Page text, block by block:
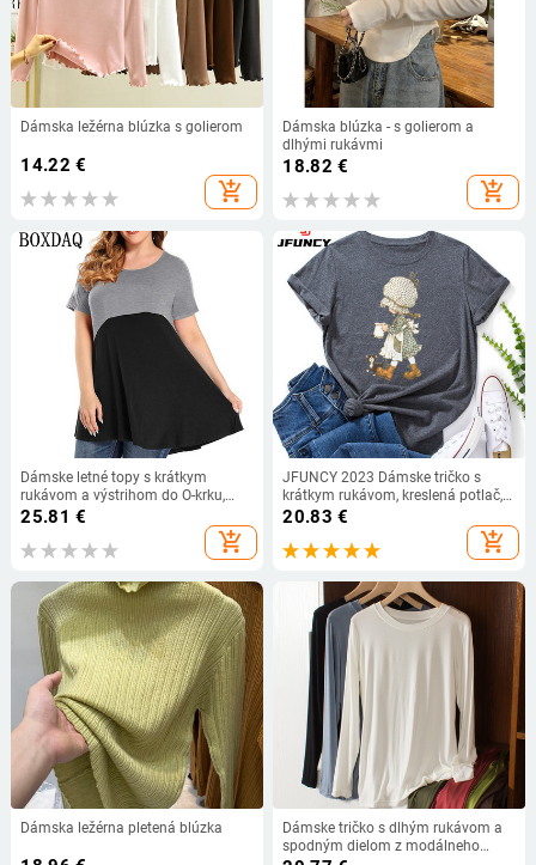
Dámska ležérna blúzka s golierom
14.22 €
add_shopping_cart
Dámska blúzka - s golierom a
dlhými rukávmi
18.82 €
add_shopping_cart
Dámske letné topy s krátkym
rukávom a výstrihom do O-krku,
elegantné kontrastné dámske voľné
tričká s potlačou, veľkosť 5XL a 6XL
25.81 €
add_shopping_cart
JFUNCY 2023 Dámske tričko s
krátkym rukávom, kreslená potlač,
grafikou, letné topy, dámske tričko,
20.83 €
add_shopping_cart
Dámska ležérna pletená blúzka
Dámske tričko s dlhým rukávom a
spodným dielom z modálneho